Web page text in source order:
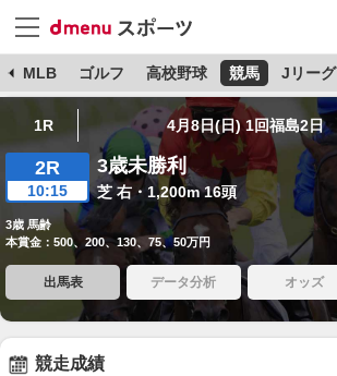
MLB ゴルフ 高校野球 競馬 Jリーグ
1R 4月8日(日) 1回福島2日
2R
10:15
3歳未勝利
芝 右・1,200m 16頭
3歳 馬齢
本賞金：500、200、130、75、50万円
出馬表 データ分析 オッズ
競走成績